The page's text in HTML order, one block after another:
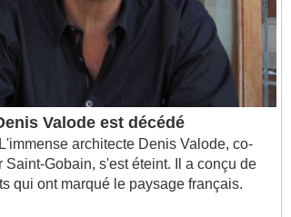
Valode est décédé
architecte Denis Valode, co-
Saint-Gobain, s'est éteint. Il a conçu de
qui ont marqué le paysage français.